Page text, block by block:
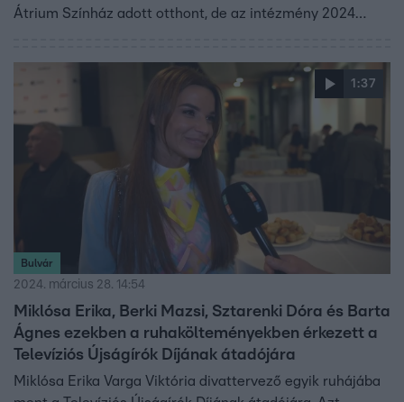
Átrium Színház adott otthont, de az intézmény 2024
közvetített másság elfogadásáról is mesélt.
1:37
Bulvár
2024. március 28. 14:54
Miklósa Erika, Berki Mazsi, Sztarenki Dóra és Barta
Ágnes ezekben a ruhakölteményekben érkezett a
Televíziós Újságírók Díjának átadójára
Miklósa Erika Varga Viktória divattervező egyik ruhájába